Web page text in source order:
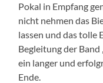
Pokal in Empfang
nicht nehmen das
lassen und das tolle
Begleitung der Band
ein langer und
Ende.